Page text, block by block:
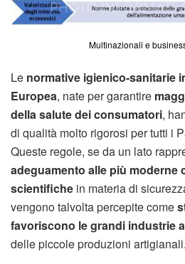
Multinazionali e
Le normative igienico-sanitarie
Europea, nate per garantire
della salute dei consumatori,
di qualità molto rigorosi per tutti i
Queste regole, se da un lato
adeguamento alle più moderne
scientifiche in materia di
vengono talvolta percepite come
favoriscono le grandi industrie
delle piccole produzioni artigianali.